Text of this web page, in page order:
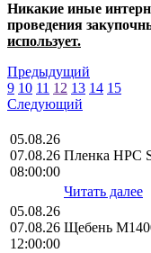
Никакие иные
проведения
использует.
Предыдущий
9 10 11 12 13 14 15
Следующий
05.08.26
07.08.26
08:00:00
Пленка HPС
Читать далее
05.08.26
07.08.26
12:00:00
Щебень